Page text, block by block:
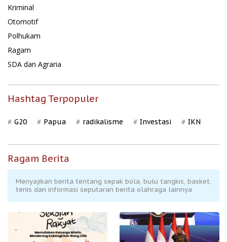
Kriminal
Otomotif
Polhukam
Ragam
SDA dan Agraria
Hashtag Terpopuler
G20 Papua radikalisme Investasi IKN
Ragam Berita
Menyajikan berita tentang sepak bola, bulu tangkis, basket,
tenis dan informasi seputaran berita olahraga lainnya